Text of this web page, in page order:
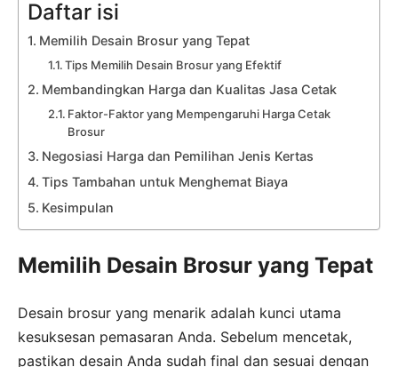
Daftar isi
Memilih Desain Brosur yang Tepat
Tips Memilih Desain Brosur yang Efektif
Membandingkan Harga dan Kualitas Jasa Cetak
Faktor-Faktor yang Mempengaruhi Harga Cetak
Brosur
Negosiasi Harga dan Pemilihan Jenis Kertas
Tips Tambahan untuk Menghemat Biaya
Kesimpulan
Memilih Desain Brosur yang Tepat
Desain brosur yang menarik adalah kunci utama
kesuksesan pemasaran Anda. Sebelum mencetak,
pastikan desain Anda sudah final dan sesuai dengan